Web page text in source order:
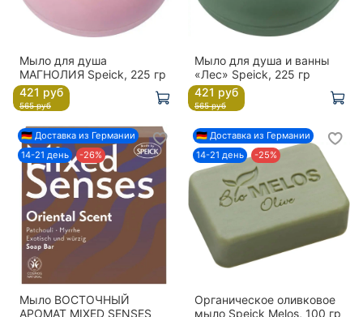
Мыло для душа
МАГНОЛИЯ Speick, 225 гр
421 руб
565 руб
Мыло для душа и ванны
«Лес» Speick, 225 гр
421 руб
565 руб
🇩🇪 Доставка из Германии
14-21 день
-26%
Мыло ВОСТОЧНЫЙ
АРОМАТ MIXED SENSES
🇩🇪 Доставка из Германии
14-21 день
-25%
Органическое оливковое
мыло Speick Melos, 100 гр